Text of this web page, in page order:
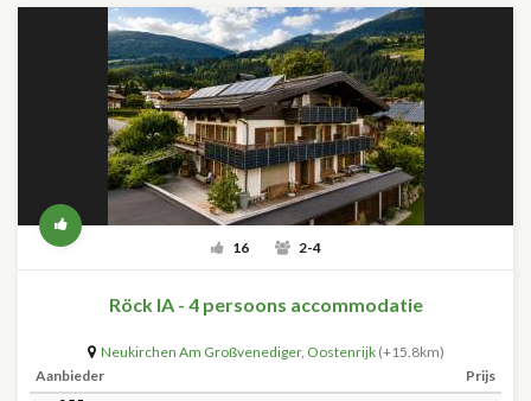
16 2-4
Röck IA - 4 persoons accommodatie
Neukirchen Am Großvenediger, Oostenrijk (+15.8km)
Aanbieder
Prijs